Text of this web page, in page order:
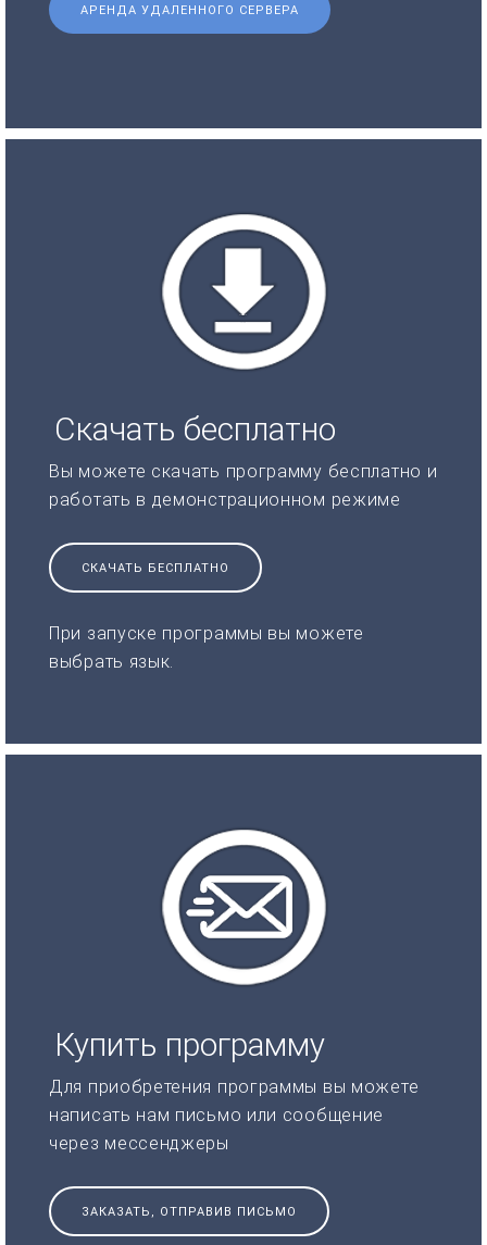
АРЕНДА УДАЛЕННОГО СЕРВЕРА
Скачать бесплатно
Вы можете скачать программу бесплатно и
работать в демонстрационном режиме
СКАЧАТЬ БЕСПЛАТНО
При запуске программы вы можете
выбрать язык.
Купить программу
Для приобретения программы вы можете
написать нам письмо или сообщение
через мессенджеры
ЗАКАЗАТЬ, ОТПРАВИВ ПИСЬМО